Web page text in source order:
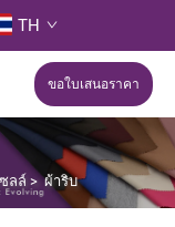
TH
ขอใบเสนอราคา
ลล์ >ผ้าริบ